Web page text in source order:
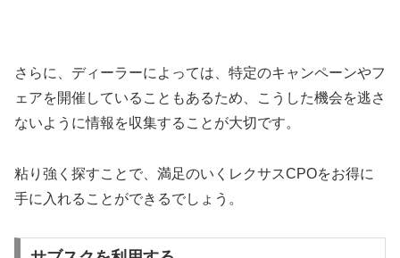
さらに、ディーラーによっては、特定のキャンペーンやフ
ェアを開催していることもあるため、こうした機会を逃さ
ないように情報を収集することが大切です。
粘り強く探すことで、満足のいくレクサスCPOをお得に
手に入れることができるでしょう。